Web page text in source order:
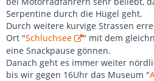
Serpentine durch die Hügel geht.
Durch weitere kurvige Strassen
Ort "Schluchsee
" mit dem
eine Snackpause gönnen.
Danach geht es immer weiter
bis wir gegen 16Uhr das Museum "